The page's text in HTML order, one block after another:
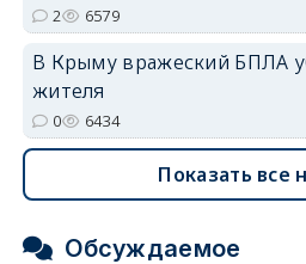
2 6579
В Крыму вражеский БПЛА
жителя
0 6434
Показать все
Обсуждаемое